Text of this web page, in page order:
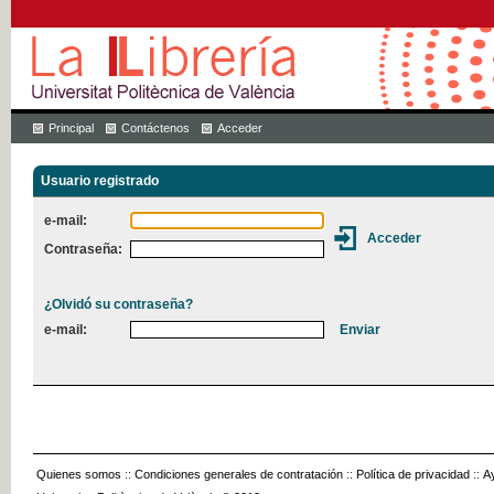
Principal Contáctenos Acceder
Usuario registrado
e-mail:
Contraseña:
¿Olvidó su contraseña?
e-mail:
Quienes somos :: Condiciones generales de contratación :: Política de privacidad ::